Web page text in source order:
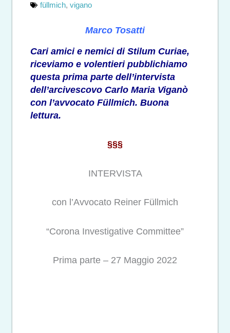
füllmich, vigano
Marco Tosatti
Cari amici e nemici di Stilum Curiae,
riceviamo e volentieri pubblichiamo
questa prima parte dell’intervista
dell’arcivescovo Carlo Maria Viganò
con l’avvocato Füllmich. Buona
lettura.
§§§
INTERVISTA
con l’Avvocato Reiner Fü llmich
“Corona Investigative Committee”
Prima parte – 27 Maggio 2022